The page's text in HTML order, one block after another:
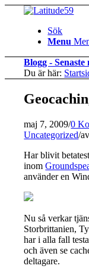
Sök
Menu
Blogg - Senaste
Du är här:
maj 7, 2009/0
Uncategorized/
Har blivit
inom
använder en
Nu så verkar
Storbrittanien,
har i alla fall
och även se
deltagare.